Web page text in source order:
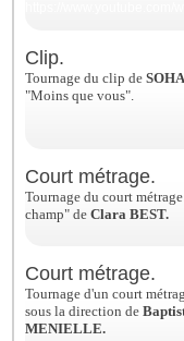
Clip.
Tournage du clip de
"Moins que vous".
Court métrage.
Tournage du court
champ" deClara BEST.
Court métrage.
Tournage d'un court
sous la direction de
MENIELLE.